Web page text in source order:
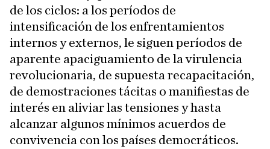
de los ciclos: a los períodos de
intensificación de los enfrentamientos
internos y externos, le siguen períodos de
aparente apaciguamiento de la virulencia
revolucionaria, de supuesta recapacitación,
de demostraciones tácitas o manifiestas de
interés en aliviar las tensiones y hasta
alcanzar algunos mínimos acuerdos de
convivencia con los países democráticos.